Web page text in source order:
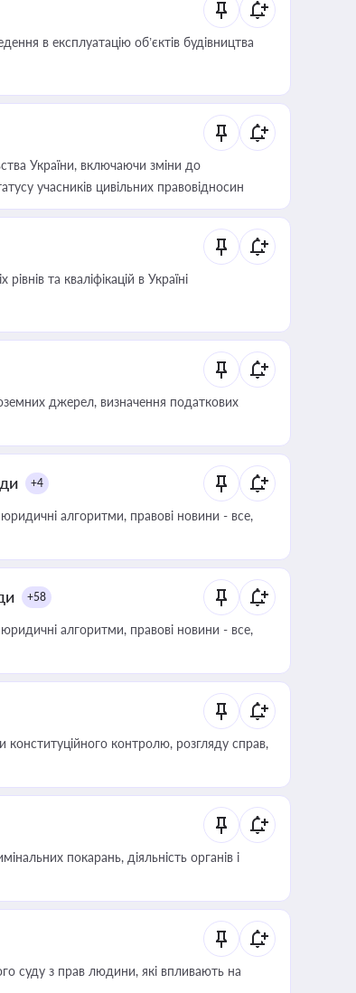
в експлуатацію об’єктів будівництва
України, включаючи зміни до
учасників цивільних правовідносин
та кваліфікацій в Україні
джерел, визначення податкових
+4
алгоритми, правові новини - все,
+58
алгоритми, правові новини - все,
контролю, розгляду справ,
покарань, діяльність органів і
суду з прав людини, які впливають на